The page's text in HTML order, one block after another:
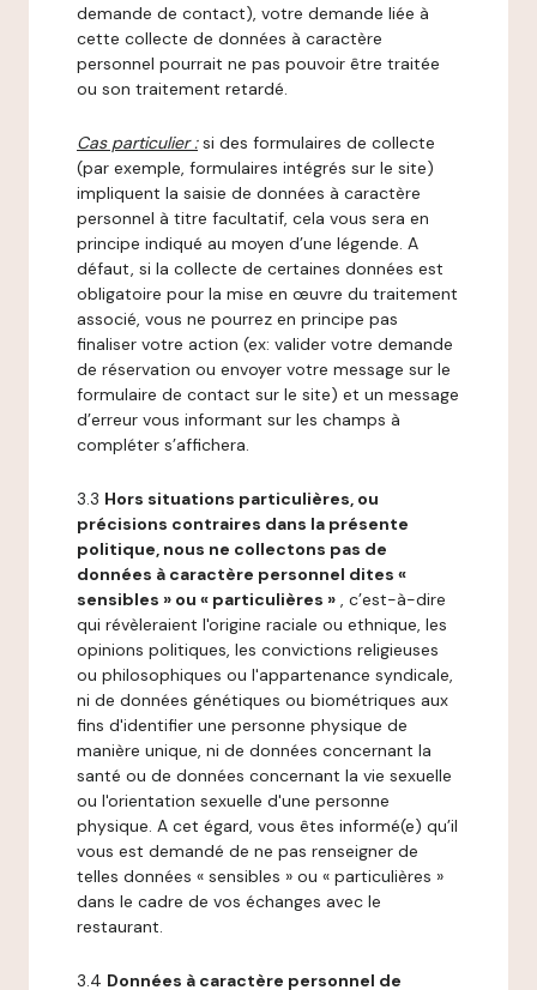
demande de contact), votre demande liée à
cette collecte de données à caractère
personnel pourrait ne pas pouvoir être traitée
ou son traitement retardé.
Cas particulier : si des formulaires de collecte
(par exemple, formulaires intégrés sur le site)
impliquent la saisie de données à caractère
personnel à titre facultatif, cela vous sera en
principe indiqué au moyen d’une légende. A
défaut, si la collecte de certaines données est
obligatoire pour la mise en œuvre du traitement
associé, vous ne pourrez en principe pas
finaliser votre action (ex: valider votre demande
de réservation ou envoyer votre message sur le
formulaire de contact sur le site) et un message
d’erreur vous informant sur les champs à
compléter s’affichera.
3.3 Hors situations particulières, ou
précisions contraires dans la présente
politique, nous ne collectons pas de
données à caractère personnel dites «
sensibles » ou « particulières » , c’est-à-dire
qui révèleraient l'origine raciale ou ethnique, les
opinions politiques, les convictions religieuses
ou philosophiques ou l'appartenance syndicale,
ni de données génétiques ou biométriques aux
fins d'identifier une personne physique de
manière unique, ni de données concernant la
santé ou de données concernant la vie sexuelle
ou l'orientation sexuelle d'une personne
physique. A cet égard, vous êtes informé(e) qu’il
vous est demandé de ne pas renseigner de
telles données « sensibles » ou « particulières »
dans le cadre de vos échanges avec le
restaurant.
3.4 Données à caractère personnel de